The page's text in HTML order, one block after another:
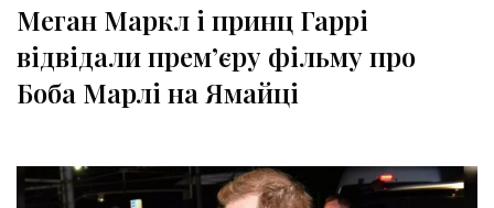
Меган Маркл і принц Гаррі
відвідали прем’єру фільму про
Боба Марлі на Ямайці